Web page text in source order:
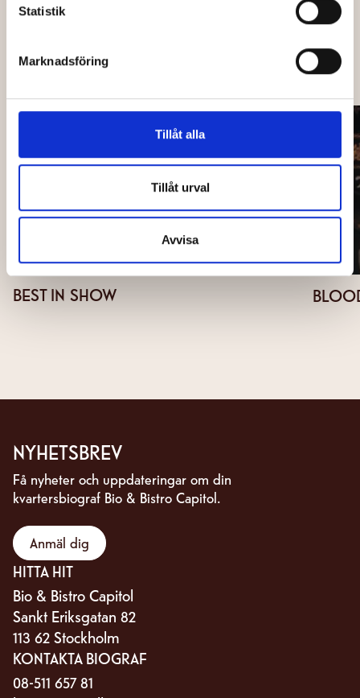
Statistik
Marknadsföring
Tillåt alla
Tillåt urval
Avvisa
OCKSÅ PÅ CAPITOL
BEST IN SHOW
NYHETSBREV
Få nyheter och uppdateringar om din
kvartersbiograf Bio & Bistro Capitol.
Anmäl dig
HITTA HIT
Bio & Bistro Capitol
Sankt Eriksgatan 82
113 62 Stockholm
KONTAKTA BIOGRAF
08-511 657 81